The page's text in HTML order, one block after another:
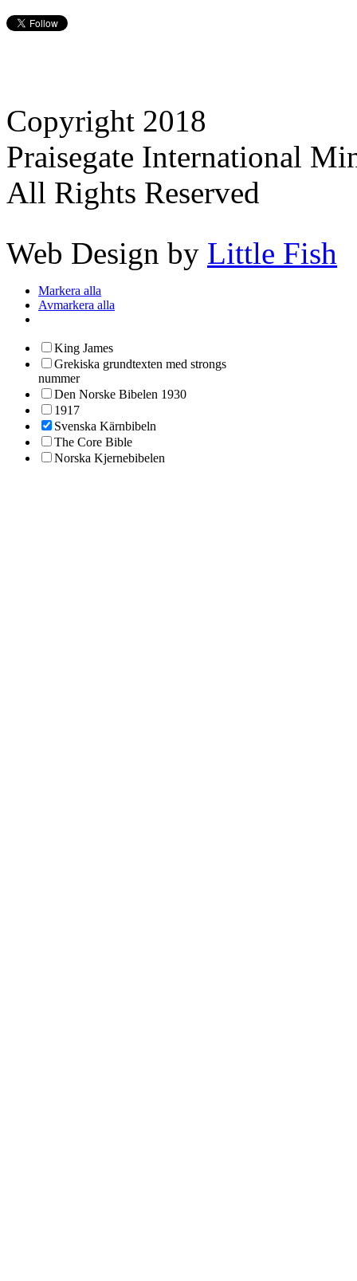
Copyright 2018
Praisegate International
All Rights Reserved
Web Design by Little Fish
Markera alla
Avmarkera alla
King James
Grekiska grundtexten med strongs
nummer
Den Norske Bibelen 1930
1917
Svenska Kärnbibeln
The Core Bible
Norska Kjernebibelen